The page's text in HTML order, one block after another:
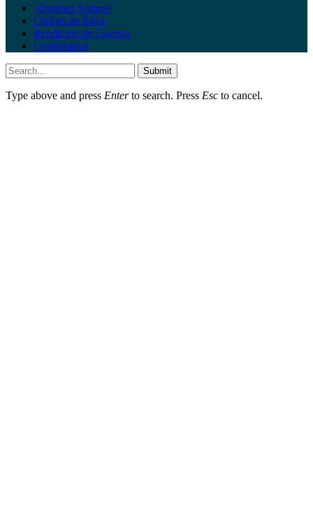
¿Quiénes Somos?
Código de Ética
Rendición de Cuentas
Contáctanos
Submit
Type above and press Enterto search. Press Esc to cancel.